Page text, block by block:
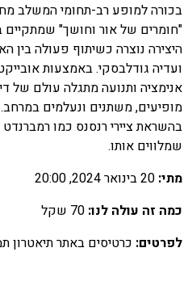
בכורה למופע רב-תחומי המשלב
"חומרים של אור וחושך" שמתקיים
היצירה נוצרה כשיתוף פעולה בין
ועדיה גודלבסקי. באמצעות
אנימציה ותנועה מתגלה עולם של
מופיעים, משתנים ונעלמים במרחב.
בהשראת ציירי רנסנס כמו רמברנדט
שמלווים אותו.
מתי:
כמה זה עולה לנו:
לפרטים: כרטיסים באתר תיאטרון